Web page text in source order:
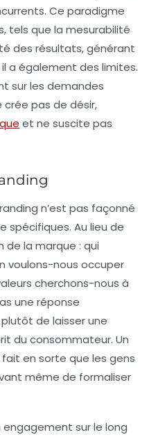
Ce paradigme
tels que la mesurabilité
des résultats, générant
a également des limites.
sur les demandes
crée pas de désir,
et ne suscite pas
n’est pas façonné
spécifiques. Au lieu de
de la marque : qui
voulons-nous occuper
cherchons-nous à
une réponse
de laisser une
du consommateur. Un
en sorte que les gens
même de formaliser
engagement sur le long